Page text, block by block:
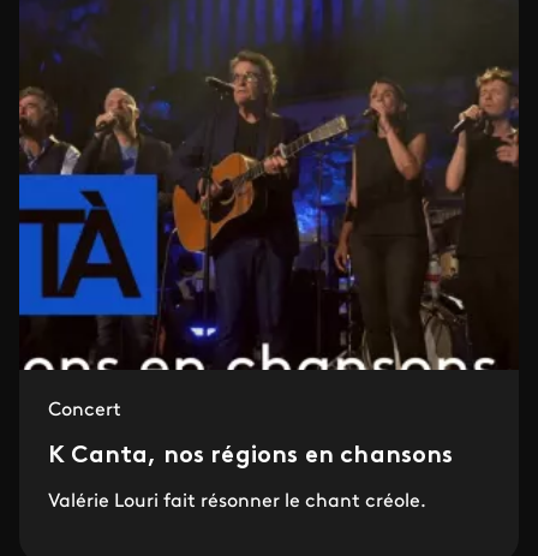
Concert
K Canta, nos régions en chansons
Valérie Louri fait résonner le chant créole.